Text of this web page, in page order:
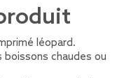
léopard.
chaudes ou